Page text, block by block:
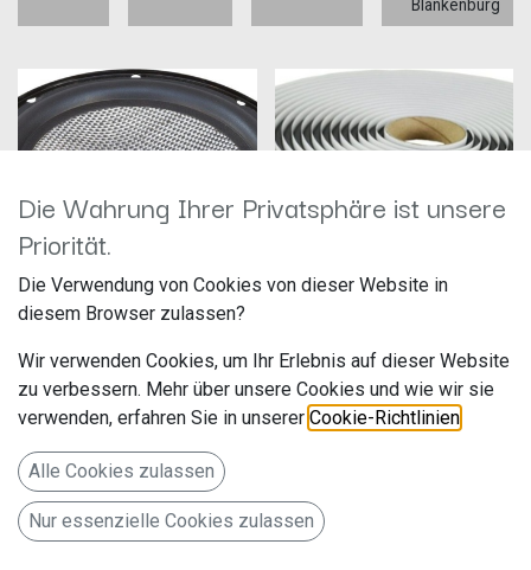
Blankenburg
Hersteller: Audio System
Artikelnummer: AS165EVO
Audio System
Falltorstr. 6
76707 Hambrücken
Deutschland www.audio-
system.de
Hersteller: Audio System
Artikelnummer: BUTYLCORD
Audio System
Falltorstr. 6
system.de
BUTYL-Dämmschnur 11m
Die Wahrung Ihrer Privatsphäre ist unsere
Priorität.
Die Verwendung von Cookies von dieser Website in
diesem Browser zulassen?
Wir verwenden Cookies, um Ihr Erlebnis auf dieser Website
zu verbessern. Mehr über unsere Cookies und wie wir sie
verwenden, erfahren Sie in unserer Cookie-Richtlinien
Alle Cookies zulassen
Nur essenzielle Cookies zulassen